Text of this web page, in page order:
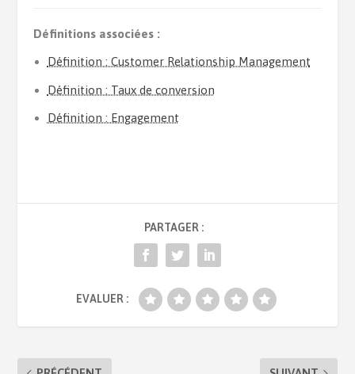
Définitions associées :
Définition : Customer Relationship Management
Définition : Taux de conversion
Définition : Engagement
PARTAGER :
EVALUER :